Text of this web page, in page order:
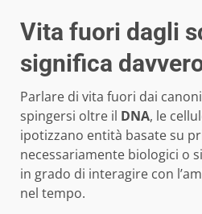
Vita fuori dagli
significa
Parlare di vita fuori dai
spingersi oltre il DNA, le
ipotizzano entità basate su
necessariamente biologici o
in grado di interagire con
nel tempo.